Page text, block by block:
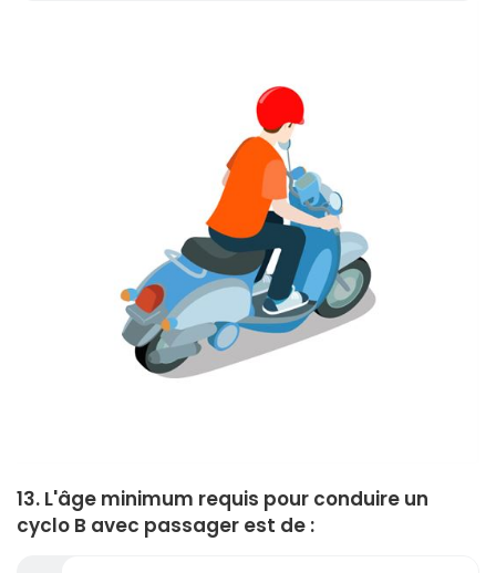
13. L'âge minimum requis pour conduire un
cyclo B avec passager est de :